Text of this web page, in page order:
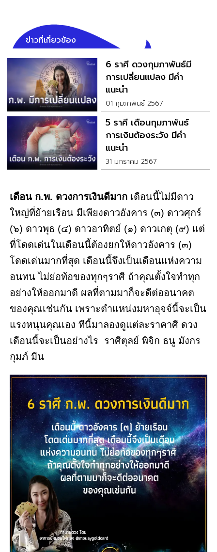
ข่าวที่เกี่ยวข้อง
6 ราศี ดวงกุมภาพันธ์มี
การเปลี่ยนแปลง มีคำ
แนะนำ
01 กุมภาพันธ์ 2567
5 ราศี เดือนกุมภาพันธ์
การเงินต้องระวัง มีคำ
แนะนำ
31 มกราคม 2567
เดือน ก.พ. ดวงการเงินดีมาก เดือนนี้ไม่มีดาว
ใหญ่ที่ย้ายเรือน มีเพียงดาวอังคาร (๓) ดาวศุกร์
(๖) ดาวพุธ (๔) ดาวอาทิตย์ (๑) ดาวเกตุ (๙) แต่
ที่โดดเด่นในเดือนนี้ต้องยกให้ดาวอังคาร (๓)
โดดเด่นมากที่สุด เดือนนี้จึงเป็นเดือนแห่งความ
อนทน ไม่ย่อท้อของทุกๆราศี ถ้าคุณตั้งใจทำทุก
อย่างให้ออกมาดี ผลที่ตามมาก็จะดีต่ออนาคต
ของคุณเช่นกัน เพราะตำแหน่งมหาอุจจ์นี้จะเป็น
แรงหนุนคุณเอง ทีนี้มาลองดูแต่ละราคาศี ดวง
เดือนนี้จะเป็นอย่างไร ราศีตุลย์ พิจิก ธนู มังกร
กุมภ์ มีน